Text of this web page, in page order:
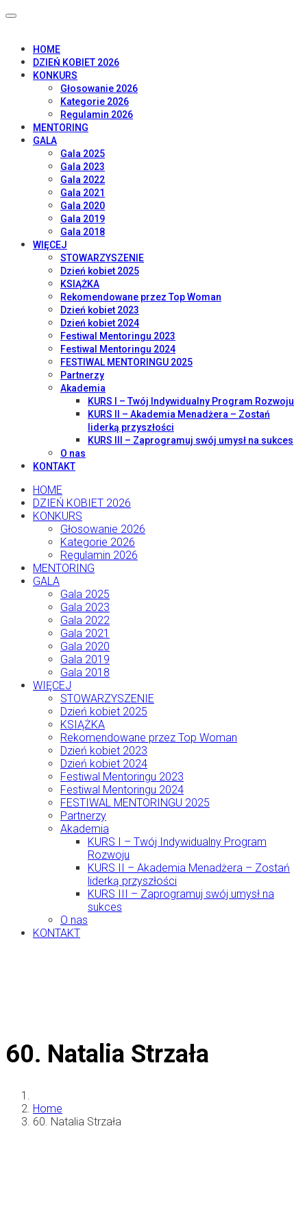
HOME
DZIEŃ KOBIET 2026
KONKURS
Głosowanie 2026
Kategorie 2026
Regulamin 2026
MENTORING
GALA
Gala 2025
Gala 2023
Gala 2022
Gala 2021
Gala 2020
Gala 2019
Gala 2018
WIĘCEJ
STOWARZYSZENIE
Dzień kobiet 2025
KSIĄŻKA
Rekomendowane przez Top Woman
Dzień kobiet 2023
Dzień kobiet 2024
Festiwal Mentoringu 2023
Festiwal Mentoringu 2024
FESTIWAL MENTORINGU 2025
Partnerzy
Akademia
KURS I – Twój Indywidualny Program Rozwoju
KURS II – Akademia Menadżera – Zostań
liderką przyszłości
KURS III – Zaprogramuj swój umysł na sukces
O nas
KONTAKT
HOME
DZIEŃ KOBIET 2026
KONKURS
Głosowanie 2026
Kategorie 2026
Regulamin 2026
MENTORING
GALA
Gala 2025
Gala 2023
Gala 2022
Gala 2021
Gala 2020
Gala 2019
Gala 2018
WIĘCEJ
STOWARZYSZENIE
Dzień kobiet 2025
KSIĄŻKA
Rekomendowane przez Top Woman
Dzień kobiet 2023
Dzień kobiet 2024
Festiwal Mentoringu 2023
Festiwal Mentoringu 2024
FESTIWAL MENTORINGU 2025
Partnerzy
Akademia
KURS I – Twój Indywidualny Program
Rozwoju
KURS II – Akademia Menadżera – Zostań
liderką przyszłości
KURS III – Zaprogramuj swój umysł na
sukces
O nas
KONTAKT
60. Natalia Strzała
Home
60. Natalia Strzała